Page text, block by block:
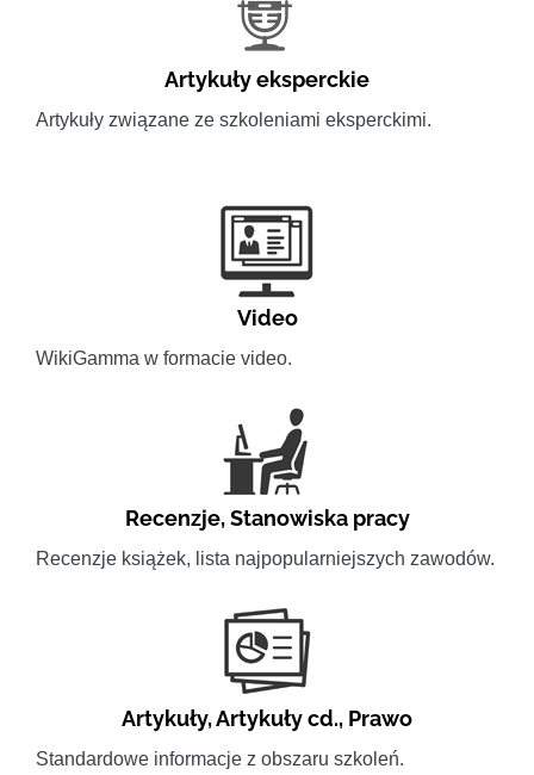
Artykuły eksperckie
Artykuły związane ze szkoleniami eksperckimi.
Video
WikiGamma w formacie video.
Recenzje,Stanowiska pracy
Recenzje książek, lista najpopularniejszych zawodów.
Artykuły,Artykuły cd., Prawo
Standardowe informacje z obszaru szkoleń.